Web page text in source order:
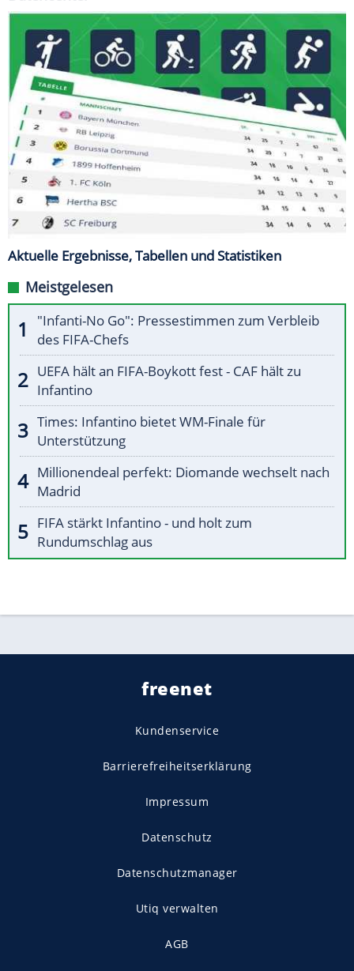
Aktuelle Ergebnisse, Tabellen und Statistiken
Meistgelesen
"Infanti-No Go": Pressestimmen zum Verbleib
des FIFA-Chefs
UEFA hält an FIFA-Boykott fest - CAF hält zu
Infantino
Times: Infantino bietet WM-Finale für
Unterstützung
Millionendeal perfekt: Diomande wechselt nach
Madrid
FIFA stärkt Infantino - und holt zum
Rundumschlag aus
freenet
Kundenservice
Barrierefreiheitserklärung
Impressum
Datenschutz
Datenschutzmanager
Utiq verwalten
AGB